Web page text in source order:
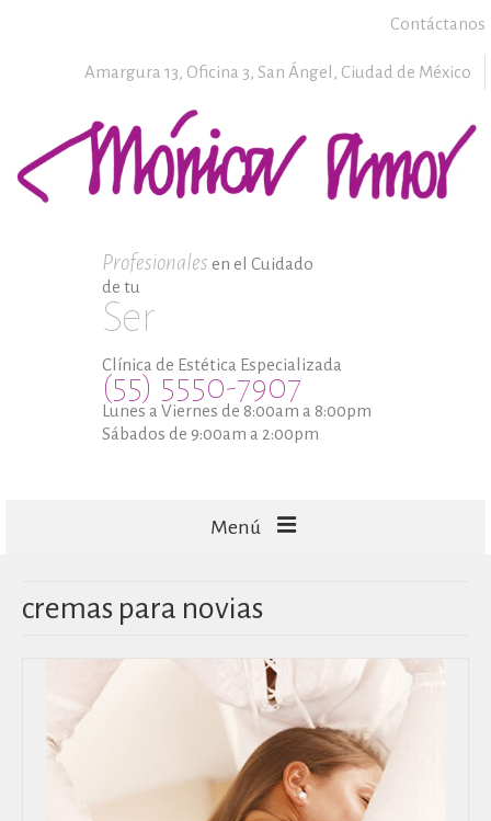
Contáctanos
Amargura 13, Oficina 3, San Ángel, Ciudad de México
Profesionales en el Cuidado
de tu
Ser
Clínica de Estética Especializada
(55) 5550-7907
Lunes a Viernes de 8:00am a 8:00pm
Sábados de 9:00am a 2:00pm
Menú
CAPILARES
TECNOLOGÍA
cremas para novias